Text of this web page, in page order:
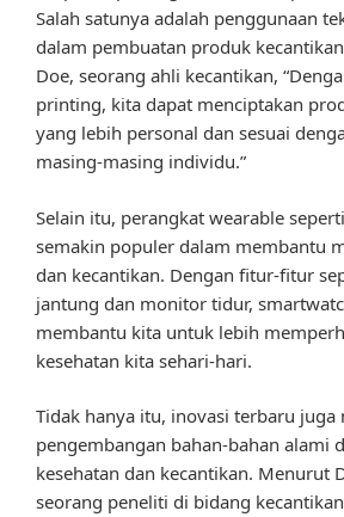
Salah satunya adalah penggunaan
dalam pembuatan produk
Doe, seorang ahli kecantikan,
printing, kita dapat menciptakan
yang lebih personal dan sesuai
masing-masing individu.”
Selain itu, perangkat wearable
semakin populer dalam membantu
dan kecantikan. Dengan fitur-fitur
jantung dan monitor tidur,
membantu kita untuk lebih
kesehatan kita sehari-hari.
Tidak hanya itu, inovasi terbaru juga
pengembangan bahan-bahan alami
kesehatan dan kecantikan. Menurut
seorang peneliti di bidang